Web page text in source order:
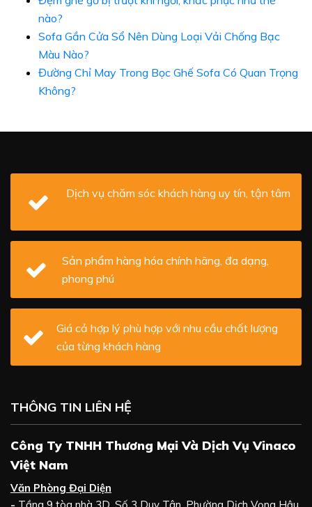
nào?
Sofa Gần Cửa Sổ Nên Dùng Loại Vải Chống Bạc
Màu Nào?
Đường Chỉ May Trong Bọc Ghế Sofa Có Quan Trọng
Không?
Dịch vụ chăm sóc khách hàng uy tín, tận tâm
Sản phẩm hàng hóa chính hãng, đa dạng,
phong phú
Giá cả hợp lý phù hợp với nhu cầu chất lượng
của từng khách hàng
THÔNG TIN LIÊN HỆ
Công Ty TNHH Thương Mại Và Dịch Vụ Vinaco
Việt Nam
Văn Phòng Đại Diện